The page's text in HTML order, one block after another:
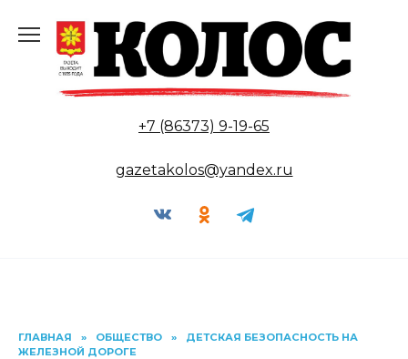
содержанию
+7 (86373) 9-19-65
gazetakolos@yandex.ru
ГЛАВНАЯ » ОБЩЕСТВО »
ДЕТСКАЯ БЕЗОПАСНОСТЬ НА
ЖЕЛЕЗНОЙ ДОРОГЕ